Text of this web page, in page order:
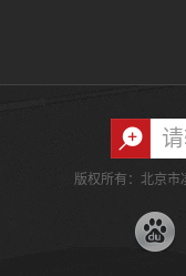
版权所有：北京